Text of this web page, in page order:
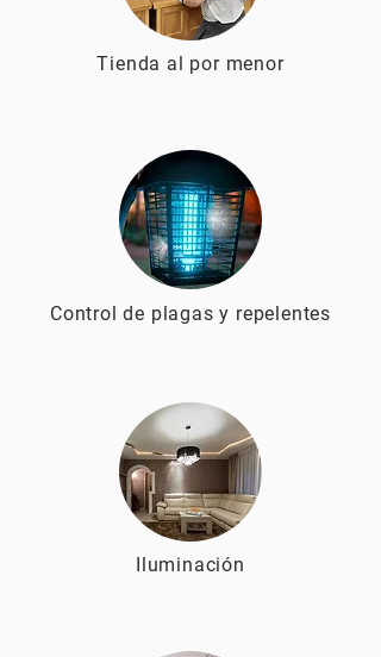
Tienda al por menor
Control de plagas y repelentes
Iluminación